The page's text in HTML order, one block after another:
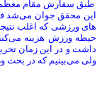
طبق سفارش مقام معظم
این محقق جوان می‌شد
های ورزشی که اغلب
حیطه ورزش هزینه
داشت و در این زمان
ولی می‌بینیم که در بحث